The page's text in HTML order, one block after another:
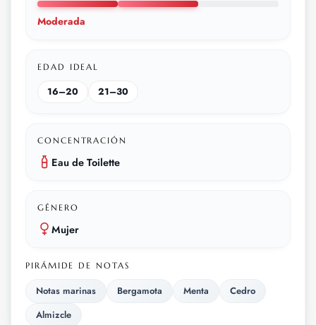
Moderada
EDAD IDEAL
16–20 21–30
CONCENTRACIÓN
Eau de Toilette
GÉNERO
Mujer
PIRÁMIDE DE NOTAS
Notas marinas Bergamota Menta
Cedro
Almizcle